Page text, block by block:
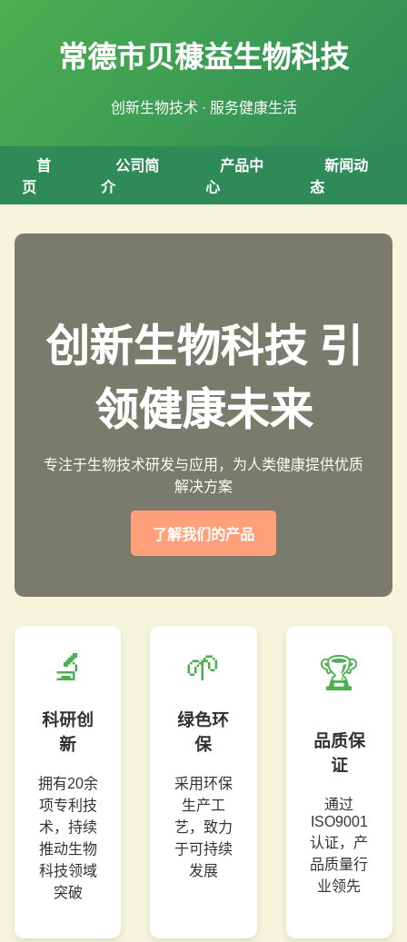
常德市贝穅益生物科技
创新生物技术 · 服务健康生活
首
页
公司简
介
产品中
心
新闻动
态
创新生物科技 引
领健康未来
专注于生物技术研发与应用，为人类健康提供优质
解决方案
了解我们的产品
🔬
科研创
新
拥有20余
项专利技
术，持续
推动生物
科技领域
突破
🌱
绿色环
保
采用环保
生产工
艺，致力
于可持续
发展
🏆
品质保
证
通过
ISO9001
认证，产
品质量行
业领先